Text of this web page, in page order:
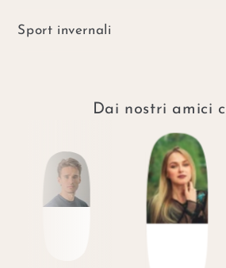
Sport invernali
Dai nostri amici